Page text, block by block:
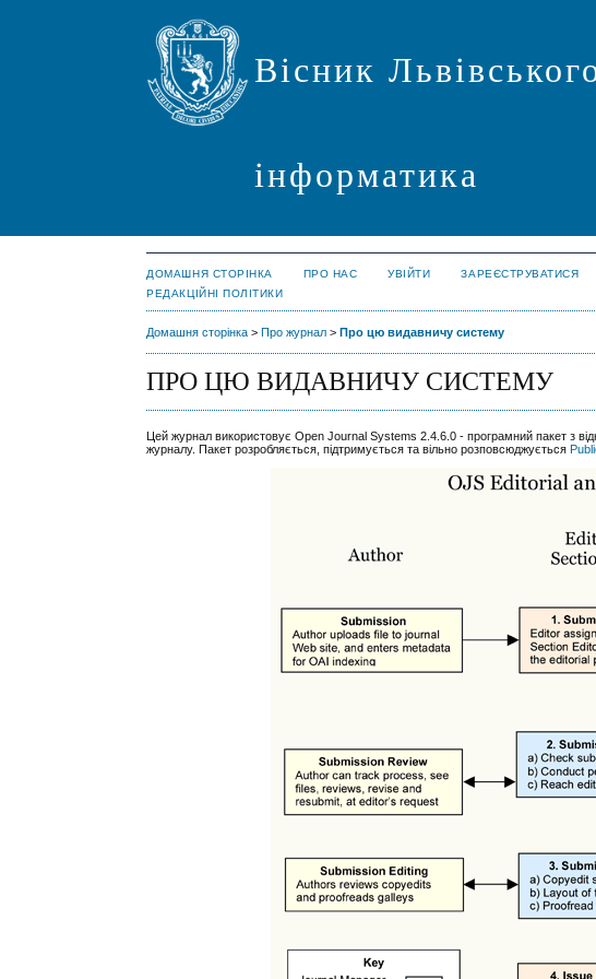
Вісник
інформатика
ДОМАШНЯ СТОРІНКА ПРО НАС УВІЙТИ ЗАРЕЄСТРУВАТИСЯ
РЕДАКЦІЙНІ ПОЛІТИКИ
Домашня сторінка >Про журнал >Про цю видавничу систему
ПРО ЦЮ ВИДАВНИЧУ СИСТЕМУ
Цей журнал використовує Open Journal Systems 2.4.6.0 - програмний пакет з
журналу. Пакет розробляється, підтримується та вільно розповсюджується